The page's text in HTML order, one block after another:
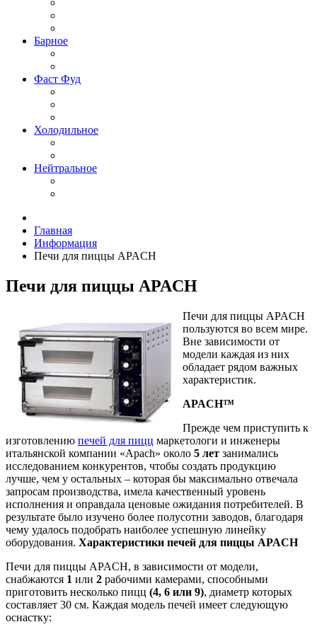
Барное
Фаст Фуд
Холодильное
Нейтральное
Главная
Информация
Печи для пиццы APACH
Печи для пиццы APACH
Печи для пиццы APACH
пользуются во всем мире.
Вне зависимости от
модели каждая из них
обладает рядом важных
характеристик.
APACH™
Прежде чем приступить к
изготовлению печей для пицц маркетологи и инженеры
итальянской компании «Apach» около 5 лет занимались
исследованием конкурентов, чтобы создать продукцию
лучше, чем у остальных – которая бы максимально отвечала
запросам производства, имела качественный уровень
исполнения и оправдала ценовые ожидания потребителей. В
результате было изучено более полусотни заводов, благодаря
чему удалось подобрать наиболее успешную линейку
оборудования. Характеристики печей для пиццы APACH
Печи для пиццы APACH, в зависимости от модели,
снабжаются 1 или 2 рабочими камерами, способными
приготовить несколько пицц (4, 6 или 9), диаметр которых
составляет 30 см. Каждая модель печей имеет следующую
оснастку: